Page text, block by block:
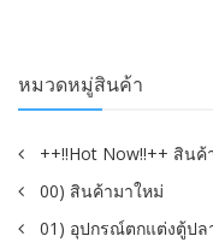
หมวดหมู่สินค้า
++!!Hot Now!!++ สิน
00) สินค้ามาใหม่
01) อุปกรณ์ตกแต่งตู้ป